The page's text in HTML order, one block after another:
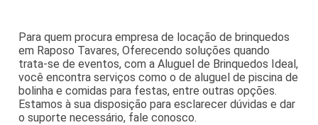
Para quem procura empresa de locação de brinquedos
em Raposo Tavares, Oferecendo soluções quando
trata-se de eventos, com a Aluguel de Brinquedos Ideal,
você encontra serviços como o de aluguel de piscina de
bolinha e comidas para festas, entre outras opções.
Estamos à sua disposição para esclarecer dúvidas e dar
o suporte necessário, fale conosco.